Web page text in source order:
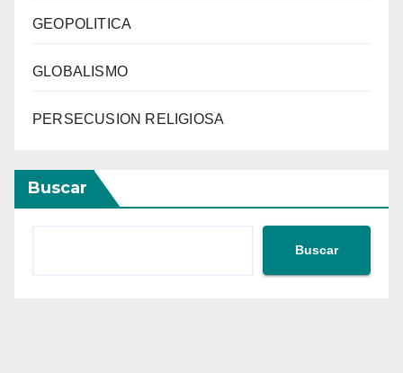
GEOPOLITICA
GLOBALISMO
PERSECUSION RELIGIOSA
Buscar
Buscar